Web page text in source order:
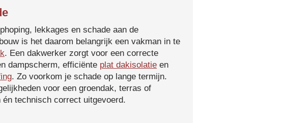
lekkages en schade aan de
is het daarom belangrijk een vakman in te
. Een dakwerker zorgt voor een correcte
dampscherm, efficiënte plat dakisolatie en
. Zo voorkom je schade op lange termijn.
voor een groendak, terras of
technisch correct uitgevoerd.